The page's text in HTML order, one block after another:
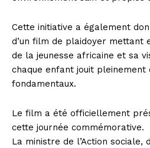
Cette initiative a également
d’un film de plaidoyer mettant
de la jeunesse africaine et sa
chaque enfant jouit pleinement
fondamentaux.
Le film a été officiellement
cette journée commémorative.
La ministre de l’Action